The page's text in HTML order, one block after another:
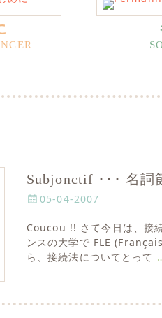
Subjonctif ･･･ 名詞
P
s
t
e
n
05-04-2007
Coucou !! さて今日は、接
ンスの大学で FLE
ら、接続法についてとって